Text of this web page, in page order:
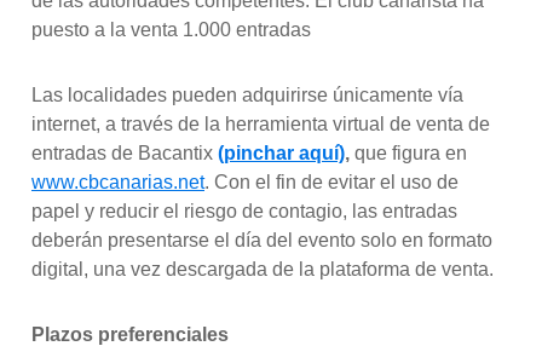
puesto a la venta 1.000 entradas
Las localidades pueden adquirirse únicamente vía
internet, a través de la herramienta virtual de venta de
entradas de Bacantix (pinchar aquí), que figura en
www.cbcanarias.net. Con el fin de evitar el uso de
papel y reducir el riesgo de contagio, las entradas
deberán presentarse el día del evento solo en formato
digital, una vez descargada de la plataforma de venta.
Plazos preferenciales